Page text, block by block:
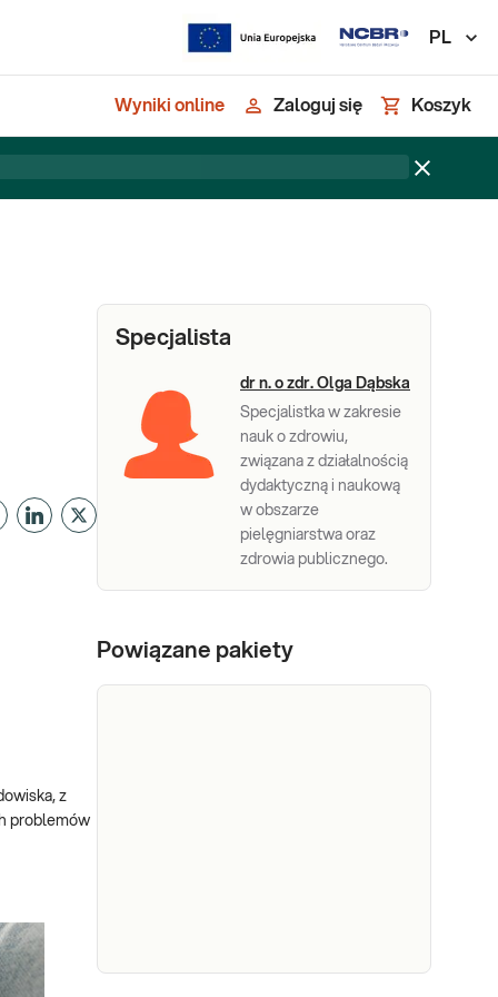
PL
Wyniki online Zaloguj się Koszyk
z
problemów
Specjalista
dr n. o zdr. Olga Dąbska
Specjalistka w zakresie
nauk o zdrowiu,
związana z działalnością
dydaktyczną i naukową
w obszarze
pielęgniarstwa oraz
zdrowia publicznego.
Powiązane pakiety